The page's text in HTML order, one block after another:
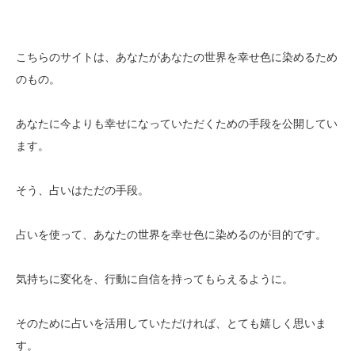
こちらのサイトは、あなたがあなたの世界を幸せ色に染めるため
のもの。
あなたに今よりも幸せになっていただくための手段を公開してい
ます。
そう、占いはただの手段。
占いを使って、あなたの世界を幸せ色に染めるのが目的です。
気持ちに変化を、行動に自信を持ってもらえるように。
そのために占いを活用していただければ、とても嬉しく思いま
す。